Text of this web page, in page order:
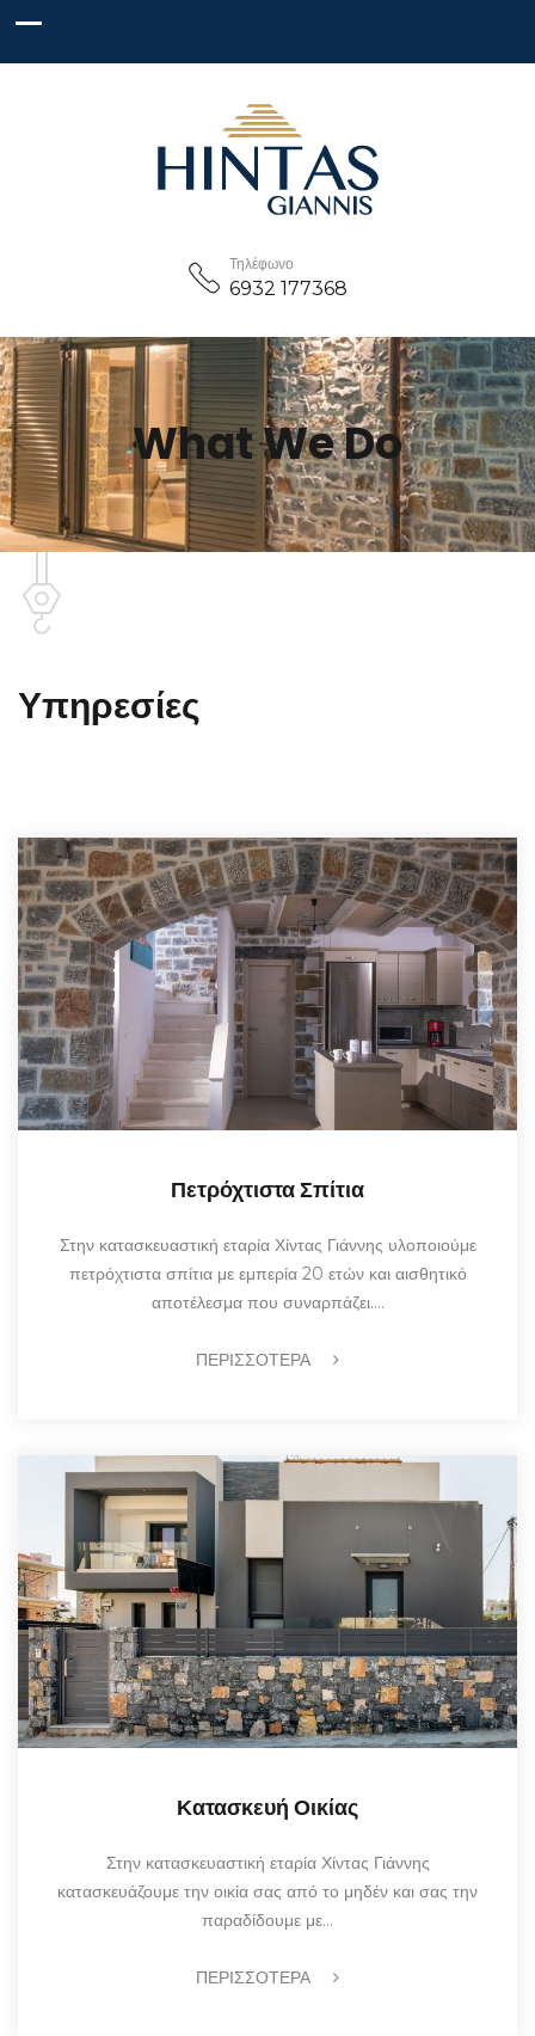
Τηλέφωνο
6932 177368
What We Do
Υπηρεσίες
Πετρόχτιστα Σπίτια
Στην κατασκευαστική εταρία Χίντας Γιάννης υλοποιούμε
πετρόχτιστα σπίτια με εμπερία 20 ετών και αισθητικό
αποτέλεσμα που συναρπάζει.…
ΠΕΡΙΣΣΟΤΕΡΑ
Κατασκευή Οικίας
Στην κατασκευαστική εταρία Χίντας Γιάννης
κατασκευάζουμε την οικία σας από το μηδέν και σας την
παραδίδουμε με…
ΠΕΡΙΣΣΟΤΕΡΑ